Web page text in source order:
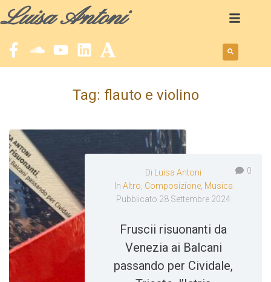
Luisa Antoni
Tag: flauto e violino
0
Di
Luisa Antoni
In Altro Composizione, Musica
Pubblicato 28 Settembre 2024
Fruscii risuonanti da
Venezia ai Balcani
passando per Cividale,